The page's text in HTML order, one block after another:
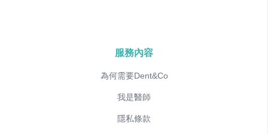
服務內容
為何需要Dent&Co
我是醫師
隱私條款